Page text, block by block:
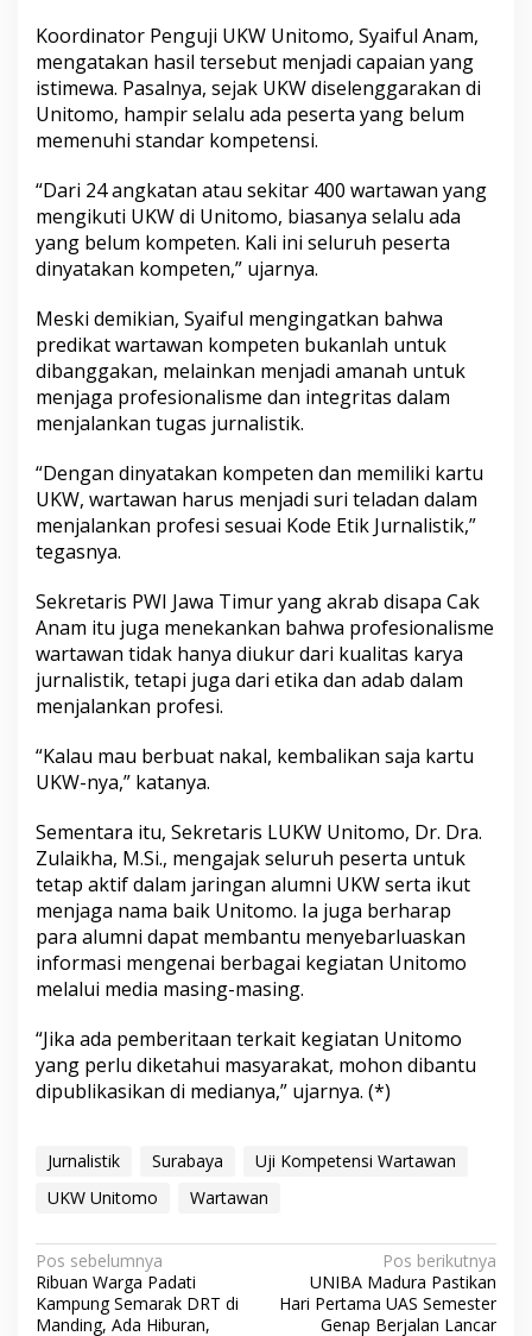
e
n
Koordinator Penguji UKW Unitomo, Syaiful Anam,
mengatakan hasil tersebut menjadi capaian yang
istimewa. Pasalnya, sejak UKW diselenggarakan di
Unitomo, hampir selalu ada peserta yang belum
memenuhi standar kompetensi.
“Dari 24 angkatan atau sekitar 400 wartawan yang
mengikuti UKW di Unitomo, biasanya selalu ada
yang belum kompeten. Kali ini seluruh peserta
dinyatakan kompeten,” ujarnya.
Meski demikian, Syaiful mengingatkan bahwa
predikat wartawan kompeten bukanlah untuk
dibanggakan, melainkan menjadi amanah untuk
menjaga profesionalisme dan integritas dalam
menjalankan tugas jurnalistik.
“Dengan dinyatakan kompeten dan memiliki kartu
UKW, wartawan harus menjadi suri teladan dalam
menjalankan profesi sesuai Kode Etik Jurnalistik,”
tegasnya.
Sekretaris PWI Jawa Timur yang akrab disapa Cak
Anam itu juga menekankan bahwa profesionalisme
wartawan tidak hanya diukur dari kualitas karya
jurnalistik, tetapi juga dari etika dan adab dalam
menjalankan profesi.
“Kalau mau berbuat nakal, kembalikan saja kartu
UKW-nya,” katanya.
Sementara itu, Sekretaris LUKW Unitomo, Dr. Dra.
Zulaikha, M.Si., mengajak seluruh peserta untuk
tetap aktif dalam jaringan alumni UKW serta ikut
menjaga nama baik Unitomo. Ia juga berharap
para alumni dapat membantu menyebarluaskan
informasi mengenai berbagai kegiatan Unitomo
melalui media masing-masing.
“Jika ada pemberitaan terkait kegiatan Unitomo
yang perlu diketahui masyarakat, mohon dibantu
dipublikasikan di medianya,” ujarnya. (*)
Jurnalistik Surabaya
Uji Kompetensi Wartawan
UKW Unitomo
Wartawan
N
a
Pos sebelumnya
Ribuan Warga Padati
Kampung Semarak DRT di
Manding, Ada Hiburan,
Pos berikutnya
UNIBA Madura Pastikan
Hari Pertama UAS Semester
Genap Berjalan Lancar